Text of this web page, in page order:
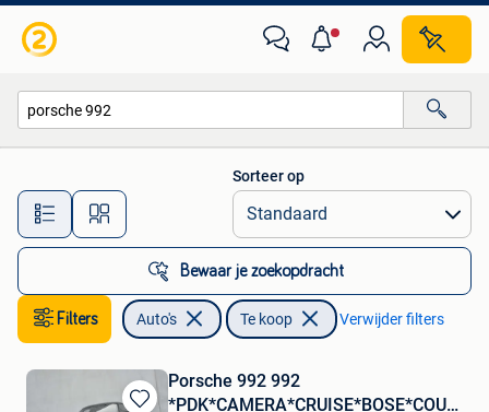
Alle afstanden…
Sorteer op
Bewaar je zoekopdracht
Filters Auto's Te koop Verwijder filters
Porsche 992 992
*PDK*CAMERA*CRUISE*BOSE*COUPE*